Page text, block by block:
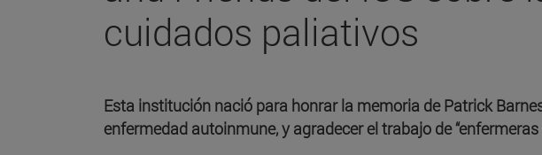
cuidados paliativos
Esta institución nació para honrar la memoria de Patrick
enfermedad autoinmune, y agradecer el trabajo de